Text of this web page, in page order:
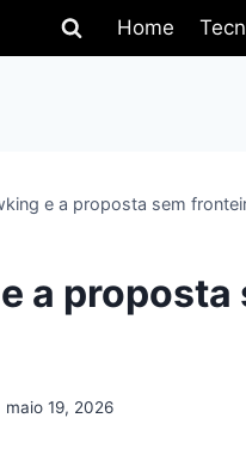
Home
e a proposta sem
a
maio 19, 2026